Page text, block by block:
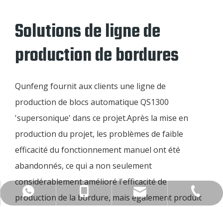
Solutions de ligne de
production de bordures
Qunfeng fournit aux clients une ligne de
production de blocs automatique QS1300
'supersonique' dans ce projet.Après la mise en
production du projet, les problèmes de faible
efficacité du fonctionnement manuel ont été
abandonnés, ce qui a non seulement
considérablement amélioré l'efficacité de
production de la bordure, mais également produit
+86-18150503129
+86-18150503129
group@qunfeng.com
+86-595 22356789